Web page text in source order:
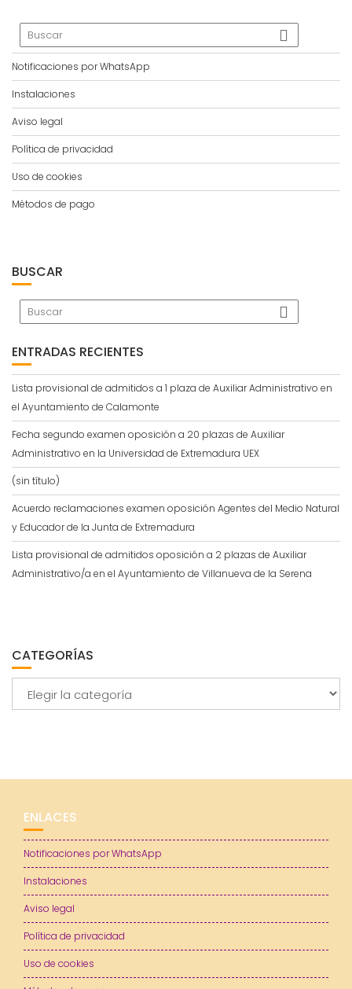
Notificaciones por WhatsApp
Instalaciones
Aviso legal
Política de privacidad
Uso de cookies
Métodos de pago
BUSCAR
ENTRADAS RECIENTES
Lista provisional de admitidos a 1 plaza de Auxiliar Administrativo en
el Ayuntamiento de Calamonte
Fecha segundo examen oposición a 20 plazas de Auxiliar
Administrativo en la Universidad de Extremadura UEX
(sin título)
Acuerdo reclamaciones examen oposición Agentes del Medio Natural
y Educador de la Junta de Extremadura
Lista provisional de admitidos oposición a 2 plazas de Auxiliar
Administrativo/a en el Ayuntamiento de Villanueva de la Serena
CATEGORÍAS
ENLACES
Notificaciones por WhatsApp
Instalaciones
Aviso legal
Política de privacidad
Uso de cookies